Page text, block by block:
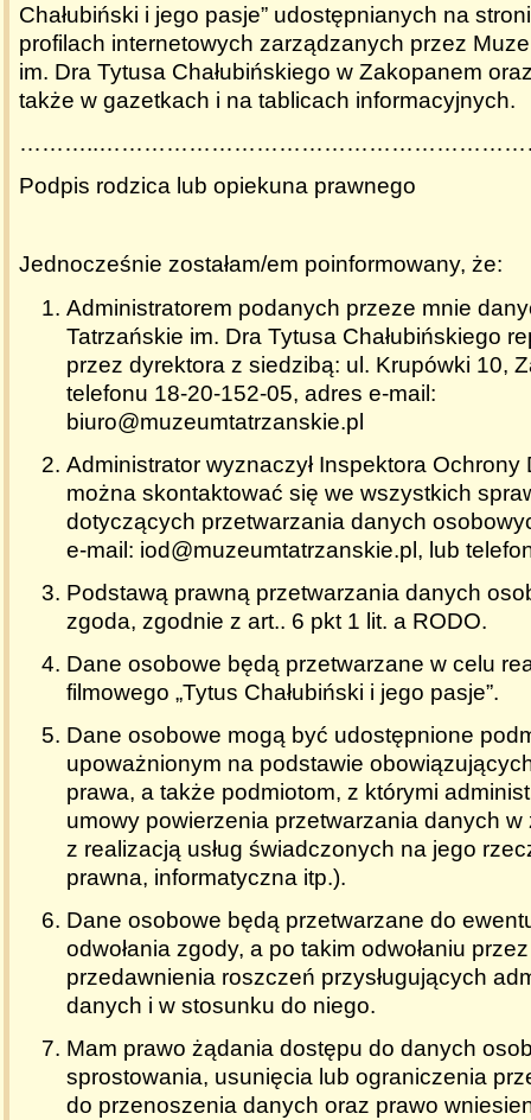
Chałubiński i jego pasje” udostępnianych na
profilach internetowych zarządzanych przez
im. Dra Tytusa Chałubińskiego w Zakopanem
także w gazetkach i na tablicach informacyjnych.
Podpis rodzica lub opiekuna prawnego
Jednocześnie zostałam/em poinformowany, że:
Administratorem podanych przeze mnie
Tatrzańskie im. Dra Tytusa Chałubińskiego
przez dyrektora z siedzibą: ul. Krupówki 10,
telefonu 18-20-152-05, adres e-mail:
biuro@muzeumtatrzanskie.pl
Administrator wyznaczył Inspektora Ochrony
można skontaktować się we wszystkich
dotyczących przetwarzania danych
e-mail: iod@muzeumtatrzanskie.pl, lub
Podstawą prawną przetwarzania danych
zgoda, zgodnie z art.. 6 pkt 1 lit. a RODO.
Dane osobowe będą przetwarzane w celu
filmowego „Tytus Chałubiński i jego pasje”.
Dane osobowe mogą być udostępnione
upoważnionym na podstawie
prawa, a także podmiotom, z którymi
umowy powierzenia przetwarzania danych w
z realizacją usług świadczonych na jego
prawna, informatyczna itp.).
Dane osobowe będą przetwarzane do
odwołania zgody, a po takim odwołaniu
przedawnienia roszczeń przysługujących
danych i w stosunku do niego.
Mam prawo żądania dostępu do danych
sprostowania, usunięcia lub ograniczenia
do przenoszenia danych oraz prawo